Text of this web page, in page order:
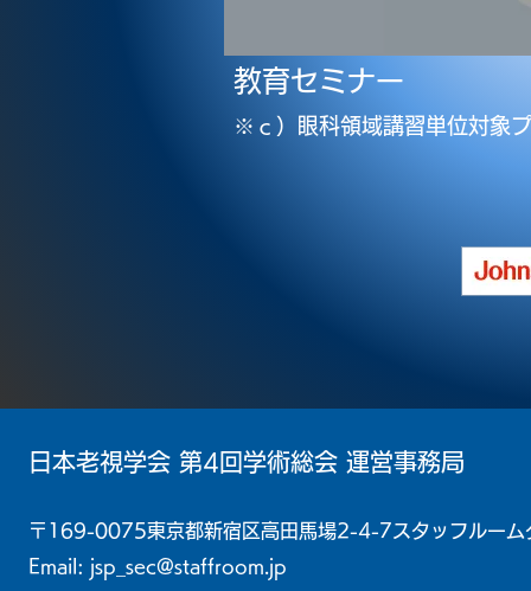
教育セミナー
※ｃ）眼科領域講習単位対象
​日本老視学会 第4回学術総会 運営事務局
〒169-0075東京都新宿区高田馬場2-4-7スタッフルーム
Email: jsp_sec@staffroom.jp